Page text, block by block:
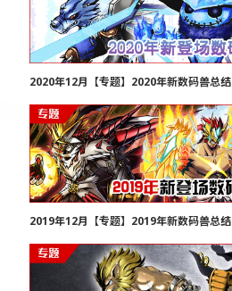
2020年12月【专题】2020年新数码兽总结
2019年12月【专题】2019年新数码兽总结